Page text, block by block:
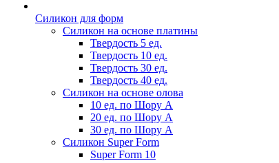
Силикон для форм
Силикон на основе платины
Твердость 5 ед.
Твердость 10 ед.
Твердость 30 ед.
Твердость 40 ед.
Силикон на основе олова
10 ед. по Шору А
20 ед. по Шору А
30 ед. по Шору А
Силикон Super Form
Super Form 10